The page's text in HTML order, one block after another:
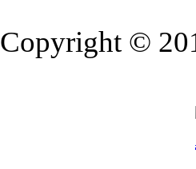
Copyright ©